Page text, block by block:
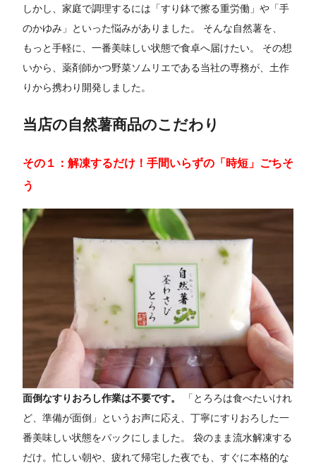
しかし、家庭で調理するには「すり鉢で擦る重労働」や「手
のかゆみ」といった悩みがありました。 そんな自然薯を、
もっと手軽に、一番美味しい状態で食卓へ届けたい。 その想
いから、薬剤師かつ野菜ソムリエである当社の専務が、土作
りから携わり開発しました。
当店の自然薯商品のこだわり
その１：解凍するだけ！手間いらずの「時短」ごちそ
う
面倒なすりおろし作業は不要です。
「とろろは食べたいけれ
ど、準備が面倒」というお声に応え、丁寧にすりおろした一
番美味しい状態をパックにしました。 袋のまま流水解凍する
だけ。忙しい朝や、疲れて帰宅した夜でも、すぐに本格的な